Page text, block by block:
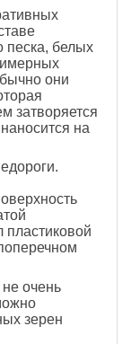
песка, белых
они
затворяется
на
пластиковой
очень
зерен